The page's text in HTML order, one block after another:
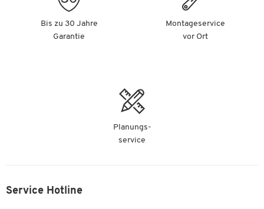
Bis zu 30 Jahre
Garantie
Montageservice
vor Ort
Planungs-
service
Service Hotline